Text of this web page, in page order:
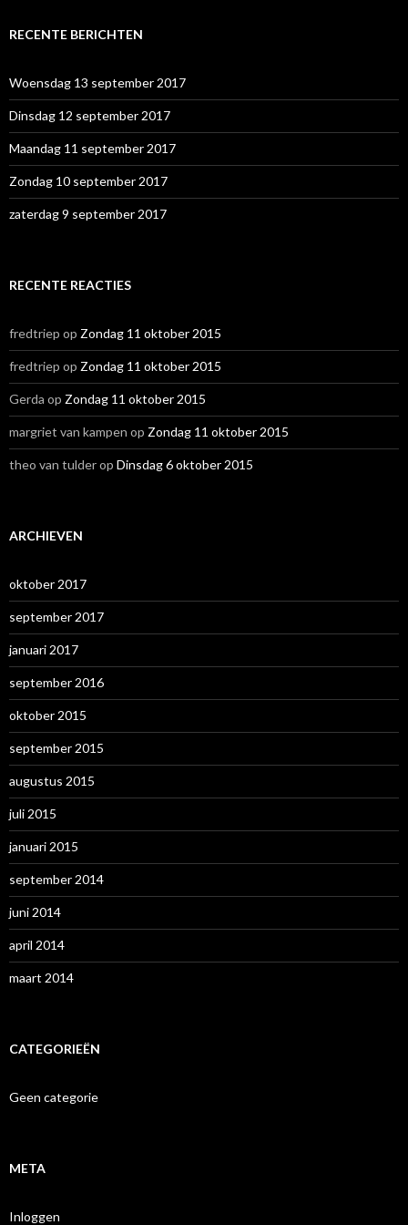
e
a
a
r
:
RECENTE BERICHTEN
Woensdag 13 september 2017
Dinsdag 12 september 2017
Maandag 11 september 2017
Zondag 10 september 2017
zaterdag 9 september 2017
RECENTE REACTIES
fredtriep op Zondag 11 oktober 2015
fredtriep op Zondag 11 oktober 2015
Gerda op Zondag 11 oktober 2015
margriet van kampen op Zondag 11 oktober 2015
theo van tulderop Dinsdag 6 oktober 2015
ARCHIEVEN
oktober 2017
september 2017
januari 2017
september 2016
oktober 2015
september 2015
augustus 2015
juli 2015
januari 2015
september 2014
juni 2014
april 2014
maart 2014
CATEGORIEËN
Geen categorie
META
Inloggen